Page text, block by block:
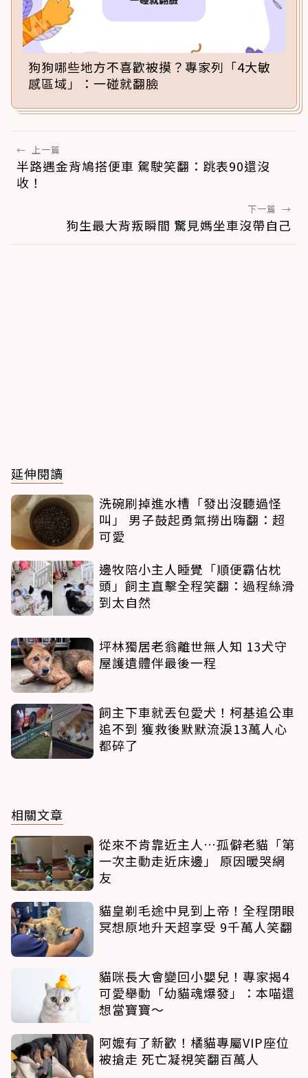
狗狗哪些地方不喜歡被摸？專家列「4大敏
感區域」：一碰就翻臉
← 上一篇
半路遇金背鳩搭便車 駕駛笑翻：跳表90還沒
收！
下一篇 →
狗生最大背叛瞬間 驚見媽坐車沒帶自己
延伸閱讀
洗碗刷掉進水槽「發出沒聽過怪
叫」 男子鼓起勇氣撈出嗨翻：超
可愛
邊牧陪小主人睡覺「順便霸佔枕
頭」飼主直擊全程笑翻：過程絲滑
到太自然
坪林獨居老翁離世無人知 13犬守
屋護遺體伴最後一程
飼主下車就丟包愛犬！柯基追公車
追不到 獲救後默默流淚13萬人心
都碎了
相關文章
從來不肯靠近主人…孤僻老貓「第
一次主動走近床邊」 原因暖哭網
友
貓皇剃毛途中見到上帝！全程閉眼
冥想原地升天超享受 9千萬人笑翻
貓咪長大會變回小嬰兒！專家揭4
可愛舉動「幼貓魂爆發」：本喵還
想當寶寶～
阿嬤有了新歡！橘貓專屬VIP座位
被搶走 死亡凝視笑翻百萬人